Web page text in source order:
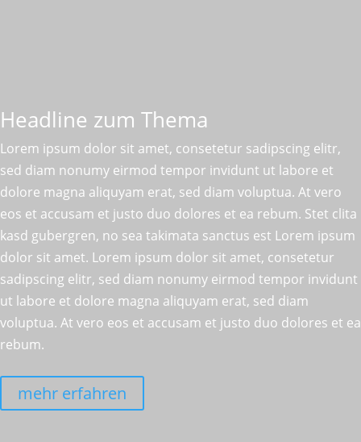
Headline zum Thema
Lorem ipsum dolor sit amet, consetetur sadipscing elitr,
sed diam nonumy eirmod tempor invidunt ut labore et
dolore magna aliquyam erat, sed diam voluptua. At vero
eos et accusam et justo duo dolores et ea rebum. Stet clita
kasd gubergren, no sea takimata sanctus est Lorem ipsum
dolor sit amet. Lorem ipsum dolor sit amet, consetetur
sadipscing elitr, sed diam nonumy eirmod tempor invidunt
ut labore et dolore magna aliquyam erat, sed diam
voluptua. At vero eos et accusam et justo duo dolores et ea
rebum.
mehr erfahren